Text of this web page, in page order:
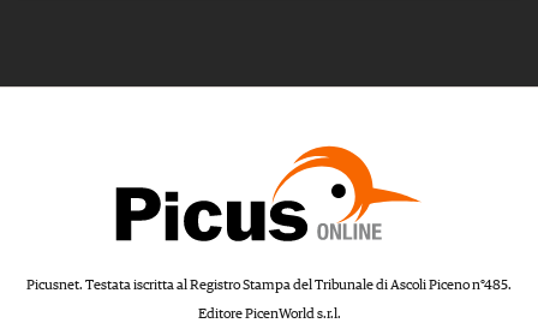
Picusnet. Testata iscritta al Registro Stampa del Tribunale di Ascoli Piceno n°485.
Editore PicenWorld s.r.l.